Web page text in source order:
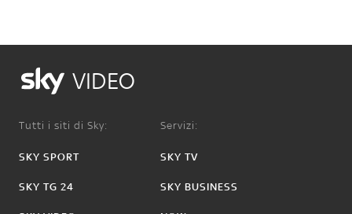
VIDEO
Tutti i siti di Sky:
SKY SPORT
SKY TG 24
Servizi:
SKY TV
SKY BUSINESS